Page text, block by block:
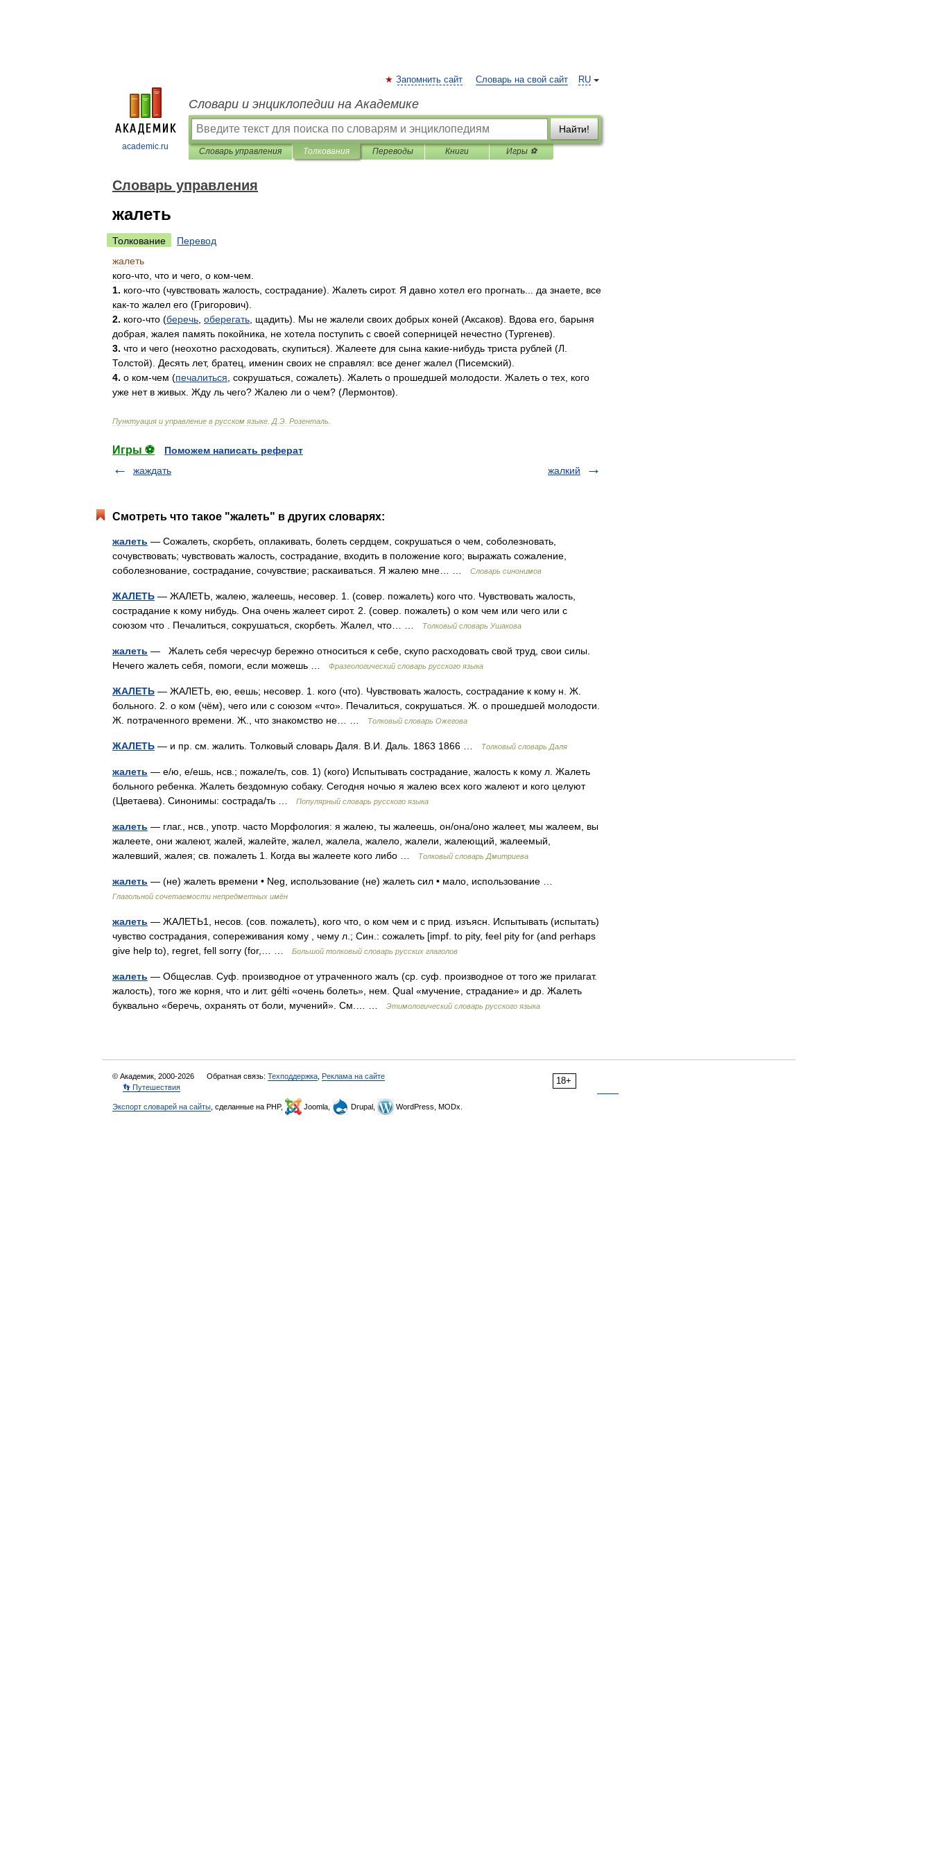
academic.ru
RU
Запомнить сайт Словарь на свой сайт
Словари и энциклопедии на Академике
Найти!
Словарь управления Толкования Переводы Книги Игры ⚽
Словарь управления
жалеть
Толкование
Перевод
жалеть
кого-что что и чего о ком-чем
1. кого-что (чувствовать жалость сострадание). Жалеть сирот. Я давно хотел его прогнать да знаете все
как-то жалел его (Григорович).
2. кого-что (беречь оберегать щадить). Мы не жалели своих добрых коней (Аксаков). Вдова его барыня
добрая жалея память покойника не хотела поступить с своей соперницей нечестно (Тургенев).
3. что и чего (неохотно расходовать скупиться). Жалеете для сына какие-нибудь триста рублей (Л
Толстой). Десять лет, братец именин своих не справлял: все денег жалел (Писемский).
4. о ком-чем (печалиться сокрушаться сожалеть). Жалеть о прошедшей молодости Жалеть о тех кого
уже нет в живых Жду ль чего? Жалею ли о чем? (Лермонтов).
Пунктуация и управление в русском языке Д Э Розенталь
Игры ⚽
Поможем написать реферат
жаждать
жалкий
Смотреть что такое "жалеть" в других словарях:
жалеть — Сожалеть, скорбеть, оплакивать, болеть сердцем, сокрушаться о чем, соболезновать,
сочувствовать; чувствовать жалость, сострадание, входить в положение кого; выражать сожаление,
соболезнование, сострадание, сочувствие; раскаиваться. Я жалею мне… …
Словарь синонимов
ЖАЛЕТЬ — ЖАЛЕТЬ, жалею, жалеешь, несовер. 1. (совер. пожалеть) кого что. Чувствовать жалость,
сострадание к кому нибудь. Она очень жалеет сирот. 2. (совер. пожалеть) о ком чем или чего или с
союзом что . Печалиться, сокрушаться, скорбеть. Жалел, что… …
Толковый словарь Ушакова
жалеть — Жалеть себя чересчур бережно относиться к себе, скупо расходовать свой труд, свои силы.
Нечего жалеть себя, помоги, если можешь …
Фразеологический словарь русского языка
ЖАЛЕТЬ — ЖАЛЕТЬ, ею, еешь; несовер. 1. кого (что). Чувствовать жалость, сострадание к кому н. Ж.
больного. 2. о ком (чём), чего или с союзом «что». Печалиться, сокрушаться. Ж. о прошедшей молодости.
Ж. потраченного времени. Ж., что знакомство не… …
Толковый словарь Ожегова
ЖАЛЕТЬ — и пр. см. жалить. Толковый словарь Даля. В.И. Даль. 1863 1866 … Толковый словарь Даля
жалеть — е/ю, е/ешь, нсв.; пожале/ть, сов. 1) (кого) Испытывать сострадание, жалость к кому л. Жалеть
больного ребенка. Жалеть бездомную собаку. Сегодня ночью я жалею всех кого жалеют и кого целуют
(Цветаева). Синонимы: сострада/ть …
Популярный словарь русского языка
жалеть — глаг., нсв., употр. часто Морфология: я жалею, ты жалеешь, он/она/оно жалеет, мы жалеем, вы
жалеете, они жалеют, жалей, жалейте, жалел, жалела, жалело, жалели, жалеющий, жалеемый,
жалевший, жалея; св. пожалеть 1. Когда вы жалеете кого либо …
Толковый словарь Дмитриева
жалеть — (не) жалеть времени • Neg, использование (не) жалеть сил • мало, использование …
Глагольной сочетаемости непредметных имён
жалеть — ЖАЛЕТЬ1, несов. (сов. пожалеть), кого что, о ком чем и с прид. изъясн. Испытывать (испытать)
чувство сострадания, сопереживания кому , чему л.; Син.: сожалеть [impf. to pity, feel pity for (and perhaps
give help to), regret, fell sorry (for,… …
Большой толковый словарь русских глаголов
жалеть — Общеслав. Суф. производное от утраченного жалъ (ср. суф. производное от того же прилагат.
жалость), того же корня, что и лит. gélti «очень болеть», нем. Qual «мучение, страдание» и др. Жалеть
буквально «беречь, охранять от боли, мучений». См.… …
Этимологический словарь русского языка
18+
© Академик, 2000-2026 Обратная связь: Техподдержка Реклама на сайте
👣 Путешествия
Экспорт словарей на сайты , сделанные на PHP, Joomla, Drupal, WordPress, MODx.